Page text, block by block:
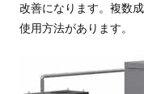
改善になります。複数
使用方法があります。